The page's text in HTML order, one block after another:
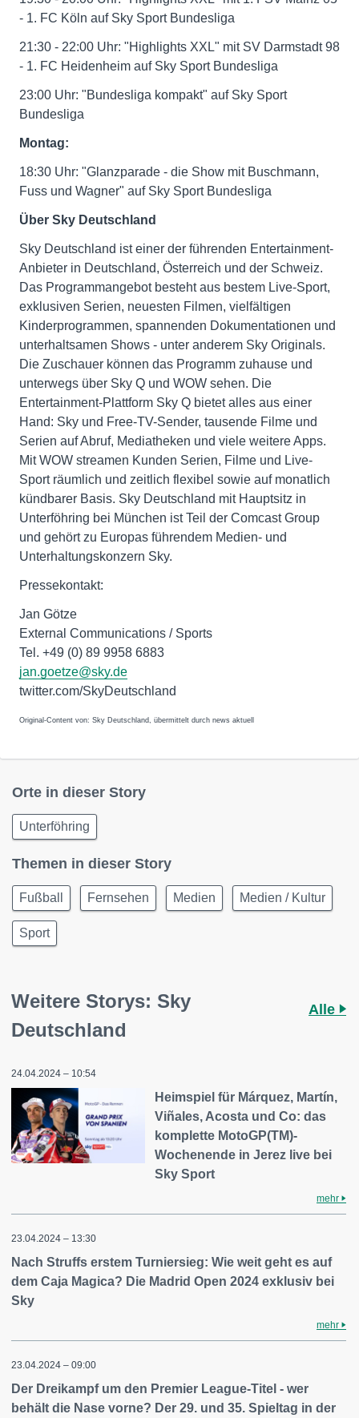
- 1. FC Köln auf Sky Sport Bundesliga
21:30 - 22:00 Uhr: "Highlights XXL" mit SV Darmstadt 98
- 1. FC Heidenheim auf Sky Sport Bundesliga
23:00 Uhr: "Bundesliga kompakt" auf Sky Sport
Bundesliga
Montag:
18:30 Uhr: "Glanzparade - die Show mit Buschmann,
Fuss und Wagner" auf Sky Sport Bundesliga
Über Sky Deutschland
Sky Deutschland ist einer der führenden Entertainment-
Anbieter in Deutschland, Österreich und der Schweiz.
Das Programmangebot besteht aus bestem Live-Sport,
exklusiven Serien, neuesten Filmen, vielfältigen
Kinderprogrammen, spannenden Dokumentationen und
unterhaltsamen Shows - unter anderem Sky Originals.
Die Zuschauer können das Programm zuhause und
unterwegs über Sky Q und WOW sehen. Die
Entertainment-Plattform Sky Q bietet alles aus einer
Hand: Sky und Free-TV-Sender, tausende Filme und
Serien auf Abruf, Mediatheken und viele weitere Apps.
Mit WOW streamen Kunden Serien, Filme und Live-
Sport räumlich und zeitlich flexibel sowie auf monatlich
kündbarer Basis. Sky Deutschland mit Hauptsitz in
Unterföhring bei München ist Teil der Comcast Group
und gehört zu Europas führendem Medien- und
Unterhaltungskonzern Sky.
Pressekontakt:
Jan Götze
External Communications / Sports
Tel. +49 (0) 89 9958 6883
jan.goetze@sky.de
twitter.com/SkyDeutschland
Original-Content von: Sky Deutschland, übermittelt durch news aktuell
Orte in dieser Story
Unterföhring
Themen in dieser Story
Fußball Fernsehen Medien Medien / Kultur
Sport
Weitere Storys: Sky
Deutschland
Alle
24.04.2024 – 10:54
Heimspiel für Márquez, Martín,
Viñales, Acosta und Co: das
komplette MotoGP(TM)-
Wochenende in Jerez live bei
Sky Sport
mehr
23.04.2024 – 13:30
Nach Struffs erstem Turniersieg: Wie weit geht es auf
dem Caja Magica? Die Madrid Open 2024 exklusiv bei
Sky
mehr
23.04.2024 – 09:00
Der Dreikampf um den Premier League-Titel - wer
behält die Nase vorne? Der 29. und 35. Spieltag in der